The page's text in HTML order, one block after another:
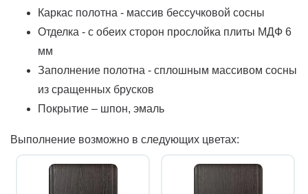
Каркас полотна - массив бессучковой сосны
Отделка - с обеих сторон прослойка плиты МДФ 6
мм
Заполнение полотна - сплошным массивом сосны
из сращенных брусков
Покрытие – шпон, эмаль
Выполнение возможно в следующих цветах: